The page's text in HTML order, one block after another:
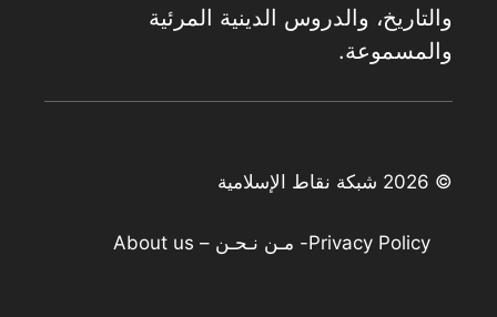
والتاريخ، والدروس الدينية المرئية
والمسموعة.
© 2026 شبكة نقاط الإسلامية
Privacy Policy- مـن نـحـن – About us